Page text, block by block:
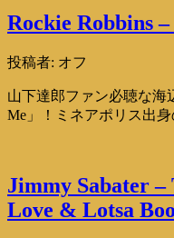
Rockie Robbins –
投稿者: オフ
山下達郎ファン必聴な海
Me」！ミネアポリス出
Jimmy Sabater –
Love & Lotsa